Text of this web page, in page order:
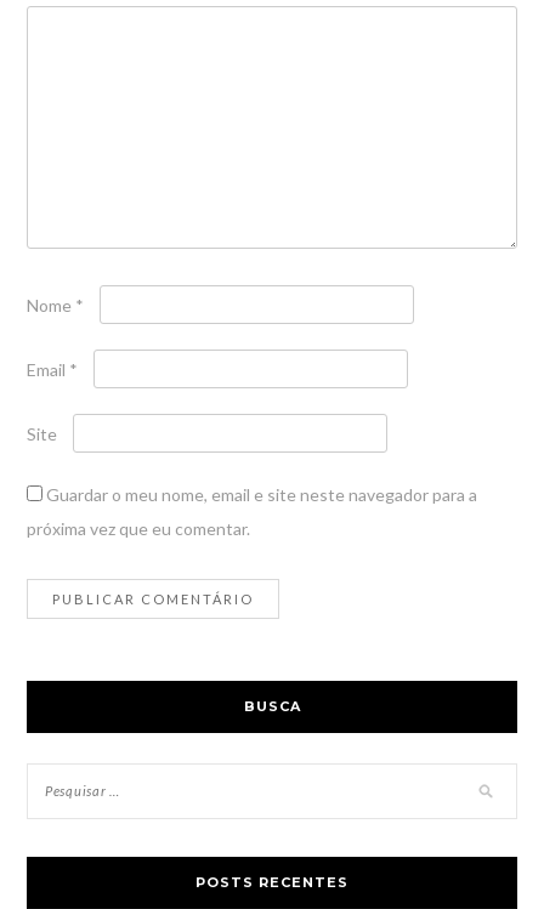
Nome *
Email *
Site
Guardar o meu nome, email e site neste navegador para a
próxima vez que eu comentar.
BUSCA
POSTS RECENTES